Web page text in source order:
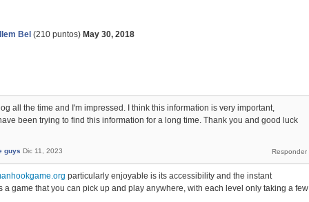
Bel (210 puntos) May 30, 2018
all the time and I'm impressed. I think this information is very important,
been trying to find this information for a long time. Thank you and good luck
guys Dic 11, 2023
particularly enjoyable is its accessibility and the instant
a game that you can pick up and play anywhere, with each level only taking a few